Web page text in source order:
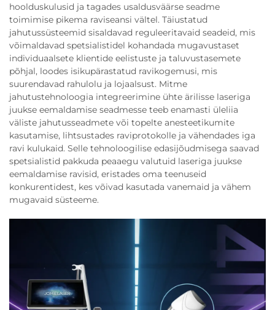
hoolduskulusid ja tagades usaldusväärse seadme
toimimise pikema raviseansi vältel. Täiustatud
jahutussüsteemid sisaldavad reguleeritavaid seadeid, mis
võimaldavad spetsialistidel kohandada mugavustaset
individuaalsete klientide eelistuste ja taluvustasemete
põhjal, loodes isikupärastatud ravikogemusi, mis
suurendavad rahulolu ja lojaalsust. Mitme
jahutustehnoloogia integreerimine ühte ärilisse laseriga
juukse eemaldamise seadmesse teeb enamasti üleliia
väliste jahutusseadmete või topelte anesteetikumite
kasutamise, lihtsustades raviprotokolle ja vähendades iga
ravi kulukaid. Selle tehnoloogilise edasijõudmisega saavad
spetsialistid pakkuda peaaegu valutuid laseriga juukse
eemaldamise ravisid, eristades oma teenuseid
konkurentidest, kes võivad kasutada vanemaid ja vähem
mugavaid süsteeme.